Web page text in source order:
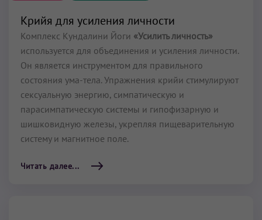
Крийя для усиления личности
Комплекс Кундалини Йоги «Усилить личность»
используется для объединения и усиления личности.
Он является инструментом для правильного
состояния ума-тела. Упражнения крийи стимулируют
сексуальную энергию, симпатическую и
парасимпатическую системы и гипофизарную и
шишковидную железы, укрепляя пищеварительную
систему и магнитное поле.
Читать далее...